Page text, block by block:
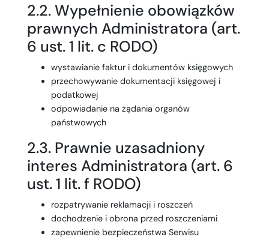
2.2. Wypełnienie obowiązków
prawnych Administratora (art.
6 ust. 1 lit. c RODO)
wystawianie faktur i dokumentów księgowych
przechowywanie dokumentacji księgowej i
podatkowej
odpowiadanie na żądania organów
państwowych
2.3. Prawnie uzasadniony
interes Administratora (art. 6
ust. 1 lit. f RODO)
rozpatrywanie reklamacji i roszczeń
dochodzenie i obrona przed roszczeniami
zapewnienie bezpieczeństwa Serwisu